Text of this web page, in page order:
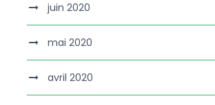
juin 2020
mai 2020
avril 2020